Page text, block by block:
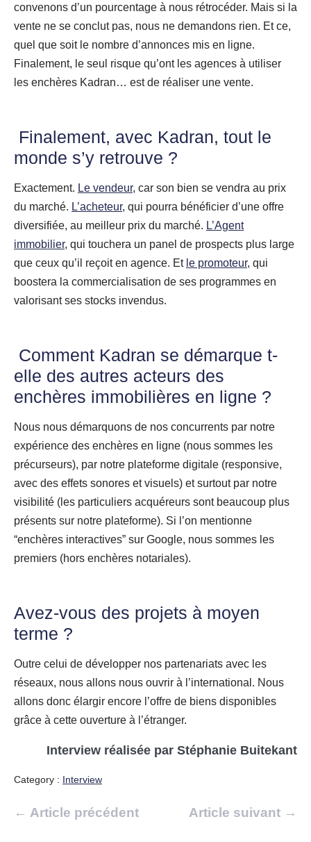
convenons d’un pourcentage à nous rétrocéder. Mais si la
vente ne se conclut pas, nous ne demandons rien. Et ce,
quel que soit le nombre d’annonces mis en ligne.
Finalement, le seul risque qu’ont les agences à utiliser
les enchères Kadran… est de réaliser une vente.
Finalement, avec Kadran, tout le
monde s’y retrouve ?
Exactement. Le vendeur, car son bien se vendra au prix
du marché. L’acheteur, qui pourra bénéficier d’une offre
diversifiée, au meilleur prix du marché. L’Agent
immobilier, qui touchera un panel de prospects plus large
que ceux qu’il reçoit en agence. Et le promoteur, qui
boostera la commercialisation de ses programmes en
valorisant ses stocks invendus.
Comment Kadran se démarque t-
elle des autres acteurs des
enchères immobilières en ligne ?
Nous nous démarquons de nos concurrents par notre
expérience des enchères en ligne (nous sommes les
précurseurs), par notre plateforme digitale (responsive,
avec des effets sonores et visuels) et surtout par notre
visibilité (les particuliers acquéreurs sont beaucoup plus
présents sur notre plateforme). Si l’on mentionne
“enchères interactives” sur Google, nous sommes les
premiers (hors enchères notariales).
Avez-vous des projets à moyen
terme ?
Outre celui de développer nos partenariats avec les
réseaux, nous allons nous ouvrir à l’international. Nous
allons donc élargir encore l’offre de biens disponibles
grâce à cette ouverture à l’étranger.
Interview réalisée par Stéphanie Buitekant
Category : Interview
Navigation
← Article précédent Article suivant →